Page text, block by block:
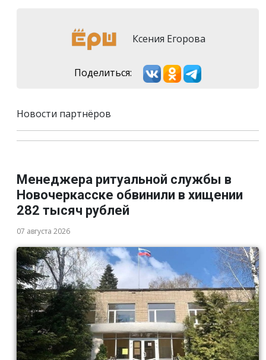
Ксения Егорова
Поделиться:
Новости партнёров
Менеджера ритуальной службы в
Новочеркасске обвинили в хищении
282 тысяч рублей
07 августа 2026